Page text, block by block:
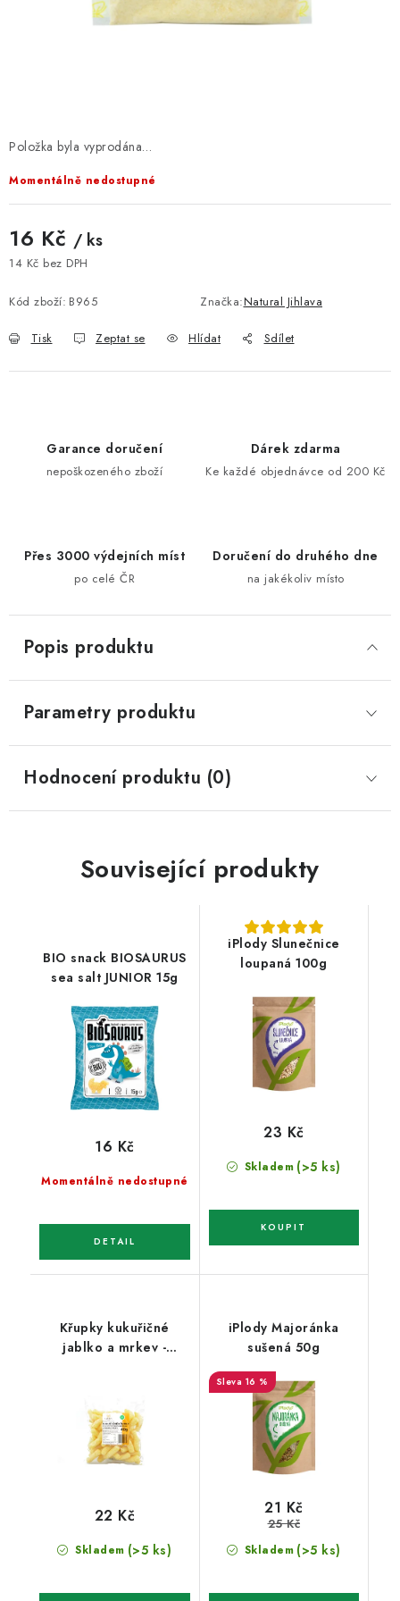
Doprava a platba Velkoobchod
Reklamace a vrácení zboží
Podmínky ochrany osobních údajů
Položka byla vyprodána…
Momentálně nedostupné
16 Kč / ks
14 Kč bez DPH
Kód zboží: B965 Značka:Natural Jihlava
Tisk Zeptat se Hlídat Sdílet
Garance doručení
nepoškozeného zboží
Dárek zdarma
Ke každé objednávce od 200 Kč
Přes 3000 výdejních míst
po celé ČR
Doručení do druhého dne
na jakékoliv místo
Popis produktu
Parametry produktu
Hodnocení produktu (0)
Související produkty
BIO snack BIOSAURUS
sea salt JUNIOR 15g
Momentálně nedostupné
16 Kč
iPlody Slunečnice
loupaná 100g
Skladem (>5 ks)
23 Kč
Křupky kukuřičné
jablko a mrkev -
Skladem (>5 ks)
22 Kč
iPlody Majoránka
sušená 50g
16 %
Skladem (>5 ks)
21 Kč
25 Kč